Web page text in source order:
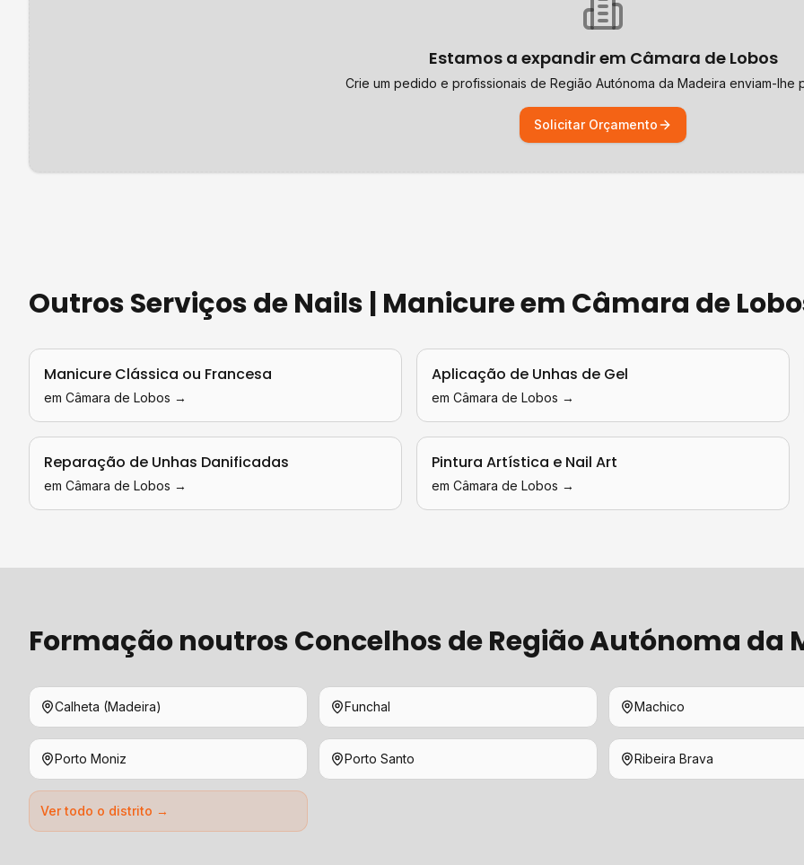
Estamos a expandir em Câmara de Lobos
Crie um pedido e profissionais de Região Autónoma da Madeira enviam-lhe
Solicitar Orçamento
Outros Serviços deNails | Manicureem Câmara de
Manicure Clássica ou Francesa
em Câmara de Lobos →
Aplicação de Unhas de Gel
em Câmara de Lobos →
Reparação de Unhas Danificadas
em Câmara de Lobos →
Pintura Artística e Nail Art
em Câmara de Lobos →
Formaçãonoutros Concelhos deRegião Autónoma da
Calheta (Madeira) Funchal Machico
Porto Moniz Porto Santo Ribeira Brava
Ver todo o distrito →